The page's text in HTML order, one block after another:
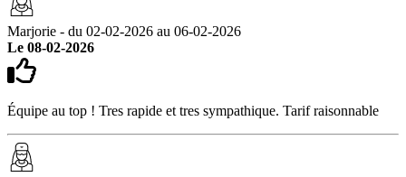
Marjorie - du 02-02-2026 au 06-02-2026
Le 08-02-2026
Équipe au top ! Tres rapide et tres sympathique. Tarif raisonnable